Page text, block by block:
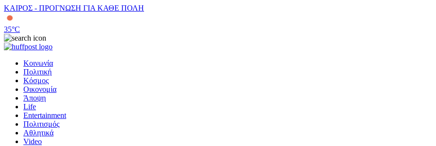
ΚΑΙΡΟΣ - ΠΡΟΓΝΩΣΗ ΓΙΑ ΚΑΘΕ ΠΟΛΗ
35°C
Κοινωνία
Πολιτική
Κόσμος
Οικονομία
Άποψη
Life
Entertainment
Πολιτισμός
Αθλητικά
Video